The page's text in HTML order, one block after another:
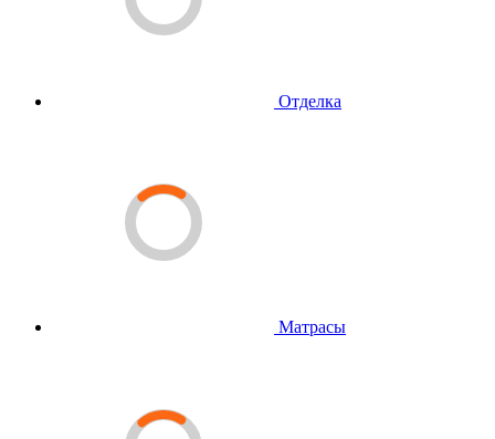
Отделка
Матрасы